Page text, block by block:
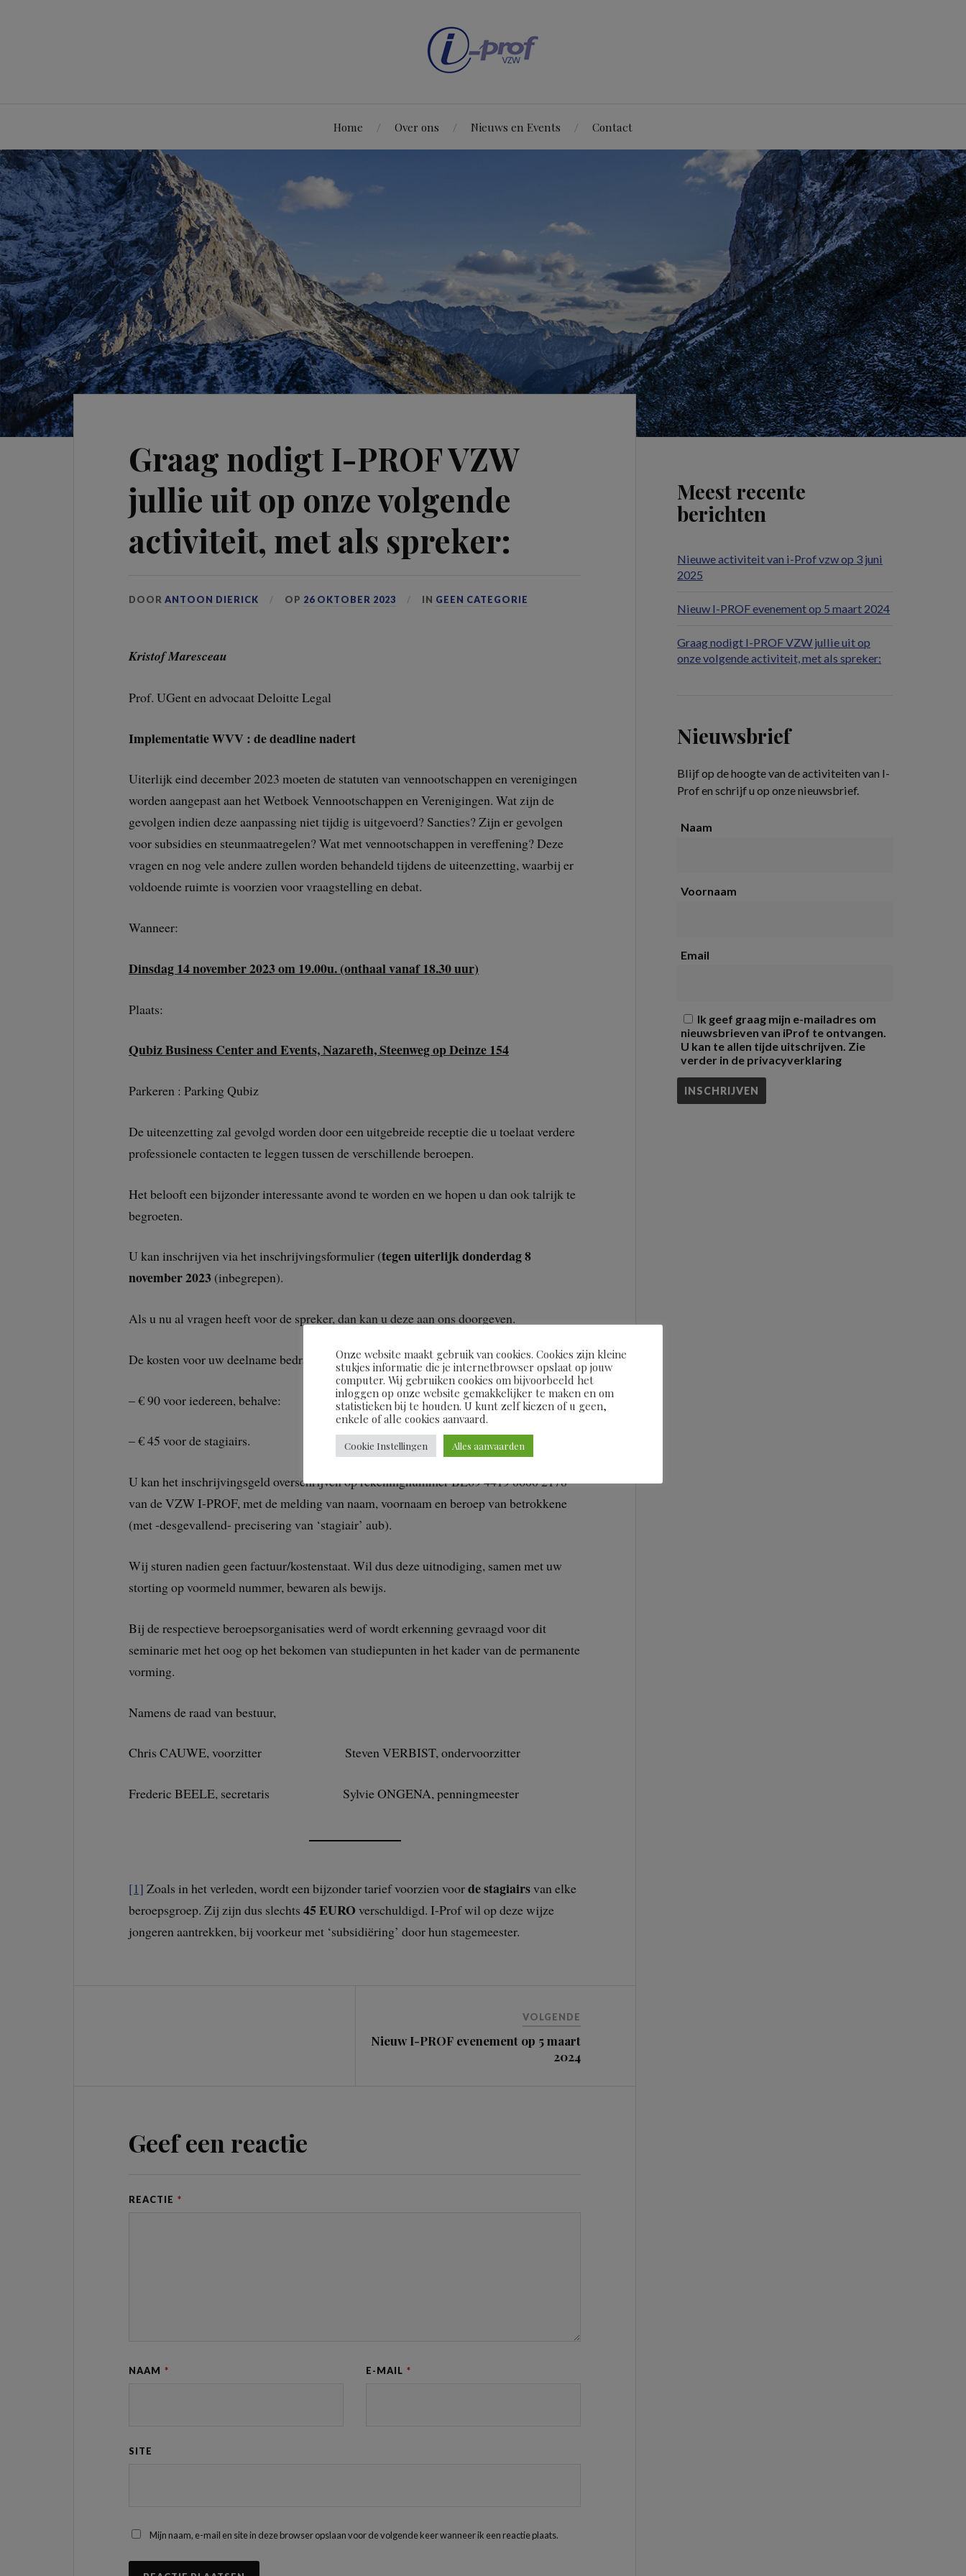
Home Over ons Nieuws en Events Contact
Graag nodigt I-PROF VZW
jullie uit op onze volgende
activiteit, met als spreker:
DOORANTOON DIERICK OP 26 OKTOBER 2023 IN GEEN CATEGORIE
Kristof Maresceau
Prof. UGent en advocaat Deloitte Legal
Implementatie WVV : de deadline nadert
Uiterlijk eind december 2023 moeten de statuten van vennootschappen en verenigingen
worden aangepast aan het Wetboek Vennootschappen en Verenigingen. Wat zijn de
gevolgen indien deze aanpassing niet tijdig is uitgevoerd? Sancties? Zijn er gevolgen
voor subsidies en steunmaatregelen? Wat met vennootschappen in vereffening? Deze
vragen en nog vele andere zullen worden behandeld tijdens de uiteenzetting, waarbij er
voldoende ruimte is voorzien voor vraagstelling en debat.
Wanneer:
Dinsdag 14 november 2023 om 19.00u. (onthaal vanaf 18.30 uur)
Plaats:
Qubiz Business Center and Events, Nazareth, Steenweg op Deinze 154
Parkeren : Parking Qubiz
De uiteenzetting zal gevolgd worden door een uitgebreide receptie die u toelaat verdere
professionele contacten te leggen tussen de verschillende beroepen.
Het belooft een bijzonder interessante avond te worden en we hopen u dan ook talrijk te
begroeten.
U kan inschrijven via het inschrijvingsformulier (tegen uiterlijk donderdag 8
november 2023 (inbegrepen).
Als u nu al vragen heeft voor de spreker, dan kan u deze aan ons doorgeven.
De kosten voor uw deelname bedragen:
– € 90 voor iedereen, behalve:
– € 45 voor de stagiairs.
U kan het inschrijvingsgeld overschrijven op rekeningnummer BE69 4419 0600 2178
van de VZW I-PROF, met de melding van naam, voornaam en beroep van betrokkene
(met -desgevallend- precisering van ‘stagiair’ aub).
Wij sturen nadien geen factuur/kostenstaat. Wil dus deze uitnodiging, samen met uw
storting op voormeld nummer, bewaren als bewijs.
Bij de respectieve beroepsorganisaties werd of wordt erkenning gevraagd voor dit
seminarie met het oog op het bekomen van studiepunten in het kader van de permanente
vorming.
Namens de raad van bestuur,
Chris CAUWE, voorzitter Steven VERBIST, ondervoorzitter
Frederic BEELE, secretaris Sylvie ONGENA, penningmeester
[1] Zoals in het verleden, wordt een bijzonder tarief voorzien voorde stagiairsvan elke
beroepsgroep. Zij zijn dus slechts45 EURO verschuldigd. I-Prof wil op deze wijze
jongeren aantrekken, bij voorkeur met ‘subsidiëring’ door hun stagemeester.
VOLGENDE
Nieuw I-PROF evenement op 5 maart
2024
Geef een reactie
REACTIE *
NAAM * E-MAIL *
SITE
Mijn naam, e-mail en site in deze browser opslaan voor de volgende keer wanneer ik een reactie plaats.
Meest recente
berichten
Nieuwe activiteit van i-Prof vzw op 3 juni
2025
Nieuw I-PROF evenement op 5 maart 2024
Graag nodigt I-PROF VZW jullie uit op
onze volgende activiteit, met als spreker:
Nieuwsbrief
Blijf op de hoogte van de activiteiten van I-
Prof en schrijf u op onze nieuwsbrief.
Naam
Voornaam
Email
Ik geef graag mijn e-mailadres om
nieuwsbrieven van iProf te ontvangen.
U kan te allen tijde uitschrijven. Zie
verder in de privacyverklaring
Onze website maakt gebruik van cookies. Cookies zijn kleine
stukjes informatie die je internetbrowser opslaat op jouw
computer. Wij gebruiken cookies om bijvoorbeeld het
inloggen op onze website gemakkelijker te maken en om
statistieken bij te houden. U kunt zelf kiezen of u geen,
enkele of alle cookies aanvaard.
Cookie Instellingen Alles aanvaarden